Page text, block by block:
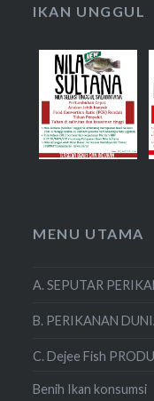
IKAN UNGGUL
MENU UTAMA
A. SEPUTAR
B. PERIKANAN
C. Dejee Fish
Benih Ikan konsumsi